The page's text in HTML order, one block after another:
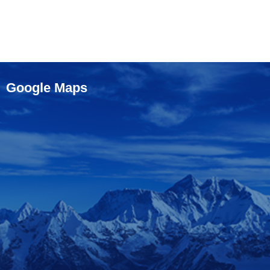
Google Maps